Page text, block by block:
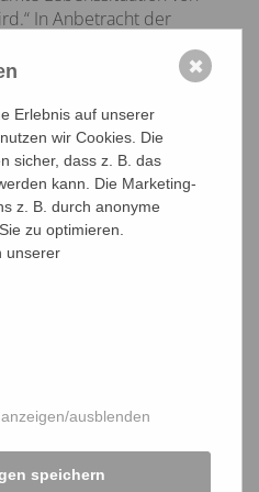
In Anbetracht der
die Hälfte der über 65-
chronische
auf. 35 % der Männer und
nehmen 9 und
ein. „Mit der Gefahr
die bei der Einnahme von
38 % beträgt, und
resultierender
mit einem Kostenfaktor von
Glaeske nannte den
Einnahme älterer
dadurch erhöhte
über die häufige
– beispielsweise für
„Die Chance, die der
Patienten
Erlebnis auf unserer
wir Cookies. Die
sicher, dass z. B. das
kann. Die Marketing-
z. B. durch anonyme
zu optimieren.
unserer
ausblenden
speichern
✖